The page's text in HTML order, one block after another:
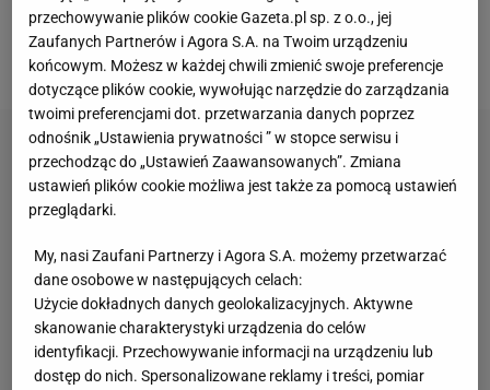
są. Sytuacja w "polskiej" grupie [TABELA]
1. Allez lanie
przechowywanie plików cookie Gazeta.pl sp. z o.o., jej
Zaufanych Partnerów i Agora S.A. na Twoim urządzeniu
końcowym. Możesz w każdej chwili zmienić swoje preferencje
dotyczące plików cookie, wywołując narzędzie do zarządzania
twoimi preferencjami dot. przetwarzania danych poprzez
odnośnik „Ustawienia prywatności ” w stopce serwisu i
przechodząc do „Ustawień Zaawansowanych”. Zmiana
ustawień plików cookie możliwa jest także za pomocą ustawień
przeglądarki.
My, nasi Zaufani Partnerzy i Agora S.A. możemy przetwarzać
dane osobowe w następujących celach:
Użycie dokładnych danych geolokalizacyjnych. Aktywne
skanowanie charakterystyki urządzenia do celów
identyfikacji. Przechowywanie informacji na urządzeniu lub
dostęp do nich. Spersonalizowane reklamy i treści, pomiar